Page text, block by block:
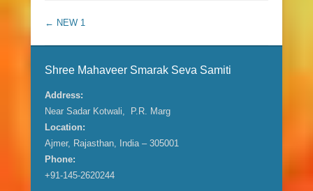
Post navigation
← NEW 1
Shree Mahaveer Smarak Seva Samiti
Address:
Near Sadar Kotwali, P.R. Marg
Location:
Ajmer, Rajasthan, India – 305001
Phone:
+91-145-2620244